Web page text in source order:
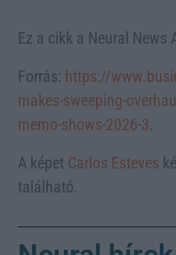
Ez a cikk a Neural
Forrás: https://
makes-sweeping-
memo-shows-2026-3.
A képet Carlos Esteves
található.